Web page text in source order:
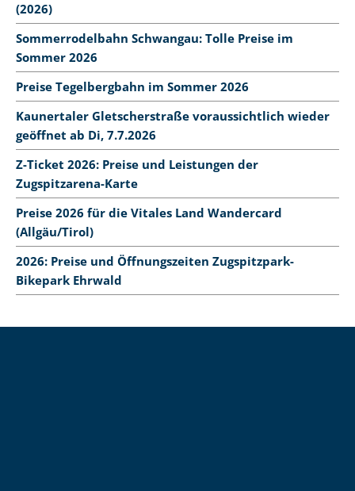
(2026)
Sommerrodelbahn Schwangau: Tolle Preise im
Sommer 2026
Preise Tegelbergbahn im Sommer 2026
Kaunertaler Gletscherstraße voraussichtlich wieder
geöffnet ab Di, 7.7.2026
Z-Ticket 2026: Preise und Leistungen der
Zugspitzarena-Karte
Preise 2026 für die Vitales Land Wandercard
(Allgäu/Tirol)
2026: Preise und Öffnungszeiten Zugspitzpark-
Bikepark Ehrwald